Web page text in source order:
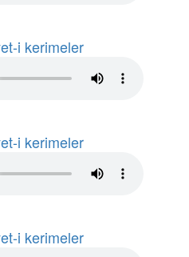
i kerimeler
i kerimeler
i kerimeler